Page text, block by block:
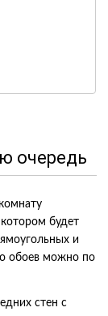
очередь
будет
и
обоев можно по
стен с